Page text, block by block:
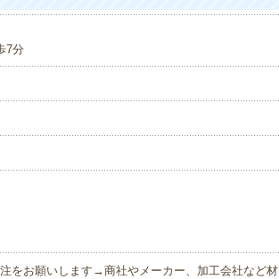
7分
をお願いします→商社やメーカー、加工会社など材